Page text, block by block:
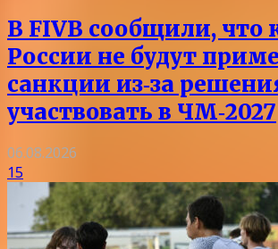
В FIVB сообщили, что
России не будут
санкции из‑за
участвовать в ЧМ‑2027
06.08.2026
15